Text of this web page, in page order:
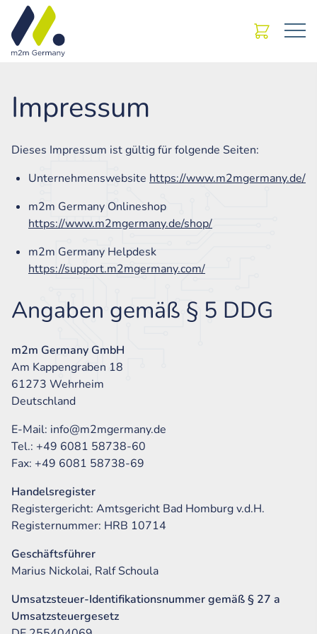
Impressum
Dieses Impressum ist gültig für folgende Seiten:
Unternehmenswebsite https://www.m2mgermany.de/
m2m Germany Onlineshop
https://www.m2mgermany.de/shop/
m2m Germany Helpdesk
https://support.m2mgermany.com/
Angaben gemäß § 5 DDG
m2m Germany GmbH
Am Kappengraben 18
61273 Wehrheim
Deutschland
E-Mail: info@m2mgermany.de
Tel.: +49 6081 58738-60
Fax: +49 6081 58738-69
Handelsregister
Registergericht: Amtsgericht Bad Homburg v.d.H.
Registernummer: HRB 10714
Geschäftsführer
Marius Nickolai, Ralf Schoula
Umsatzsteuer-Identifikationsnummer gemäß § 27 a
Umsatzsteuergesetz